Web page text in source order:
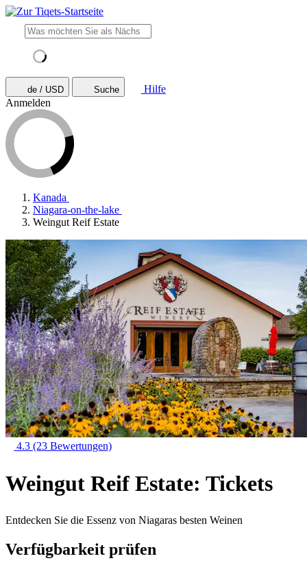
de / USD Suche
Hilfe
Anmelden
Kanada
Niagara-on-the-lake
Weingut Reif Estate
4.3 (23 Bewertungen)
Weingut Reif Estate: Tickets
Entdecken Sie die Essenz von Niagaras besten Weinen
Verfügbarkeit prüfen